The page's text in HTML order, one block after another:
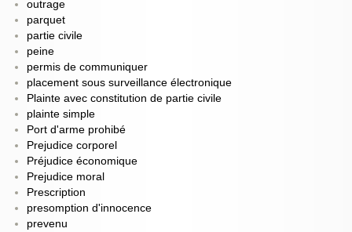
outrage
parquet
partie civile
peine
permis de communiquer
placement sous surveillance électronique
Plainte avec constitution de partie civile
plainte simple
Port d'arme prohibé
Prejudice corporel
Préjudice économique
Prejudice moral
Prescription
presomption d'innocence
prevenu